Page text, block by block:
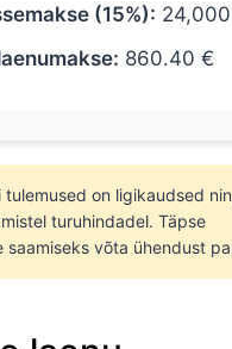
(15%):
860.40 €
tulemused on ligikaudsed
turuhindadel. Täpse
saamiseks võta ühendust